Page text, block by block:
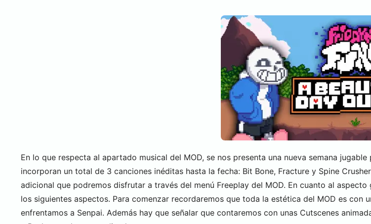
En lo que respecta al apartado musical del MOD, se nos presenta una nueva semana
incorporan un total de 3 canciones inéditas hasta la fecha: Bit Bone, Fracture y Spine
adicional que podremos disfrutar a través del menú Freeplay del MOD. En cuanto al
los siguientes aspectos. Para comenzar recordaremos que toda la estética del MOD es con
enfrentamos a Senpai. Además hay que señalar que contaremos con unas Cutscenes